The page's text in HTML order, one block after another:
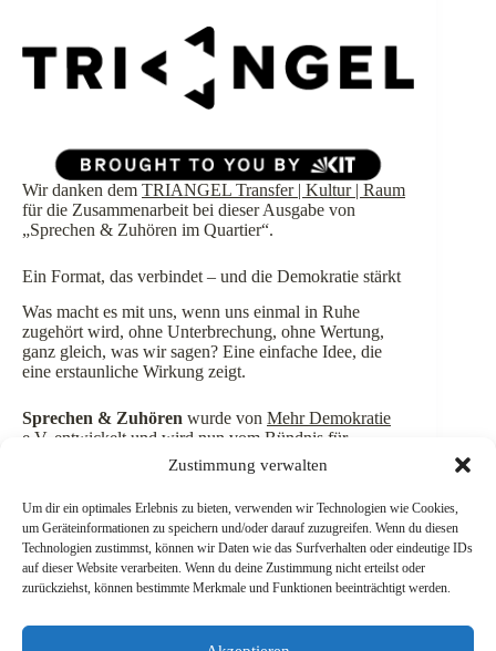
Zustimmung verwalten
Um dir ein optimales Erlebnis zu bieten, verwenden wir Technologien wie Cookies,
um Geräteinformationen zu speichern und/oder darauf zuzugreifen. Wenn du diesen
Technologien zustimmst, können wir Daten wie das Surfverhalten oder eindeutige IDs
auf dieser Website verarbeiten. Wenn du deine Zustimmung nicht erteilst oder
zurückziehst, können bestimmte Merkmale und Funktionen beeinträchtigt werden.
Wir danken dem TRIANGEL Transfer | Kultur | Raum
für die Zusammenarbeit bei dieser Ausgabe von
„Sprechen & Zuhören im Quartier“.
Ein Format, das verbindet – und die Demokratie stärkt
Was macht es mit uns, wenn uns einmal in Ruhe
zugehört wird, ohne Unterbrechung, ohne Wertung,
ganz gleich, was wir sagen? Eine einfache Idee, die
eine erstaunliche Wirkung zeigt.
Sprechen & Zuhören wurde von Mehr Demokratie
e.V. entwickelt und wird nun vom Bündnis für
Demokratie und Menschenrechte Karlsruhe in die
Stadtgesellschaft getragen – mit zentralen
Stadtteilen und Quartieren, um ein Miteinander und
Verständnis für andere Sichtweisen und Meinungen zu
fördern. Teilnehmende berichteten von einem Gefühl
der Ermutigung und der Verbundenheit – über
Meinungsgrenzen hinweg.